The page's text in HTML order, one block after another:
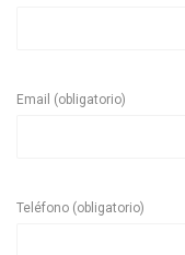
Email (obligatorio)
Teléfono (obligatorio)